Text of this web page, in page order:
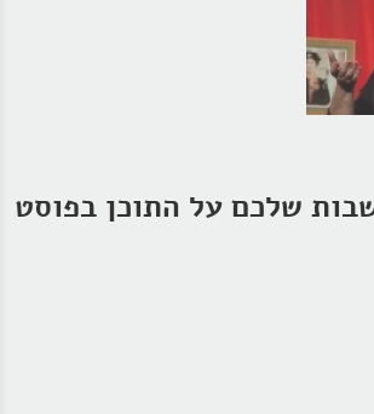
שלכם על התוכן בפוסט